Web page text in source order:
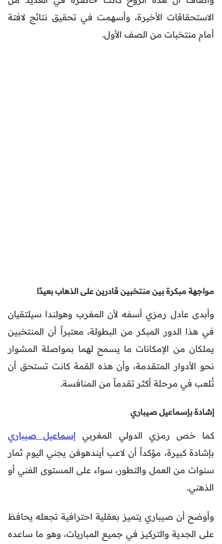
الاستحقاقات الأخيرة، وأسهمت في تحقيق نتائج لافتة
أمام منتخبات من الصف الأول.
مواجهة مبكرة بين منتخبين قادرين على الذهاب بعيدًا
وأبدى عادل رمزي أسفه لأن المغرب وهولندا سيلتقيان
في هذا الدور المبكر من البطولة، معتبراً أن المنتخبين
يملكان من الإمكانات ما يسمح لهما بمواصلة المشوار
نحو الأدوار المتقدمة، وأن هذه القمة كانت تستحق أن
تُلعب في مرحلة أكثر تقدماً من المنافسة.
إشادة بإسماعيل صيباري
كما خص رمزي الدولي المغربي إسماعيل صيباري
بإشادة كبيرة، مؤكداً أن لاعب أيندهوفن يجني اليوم ثمار
سنوات من العمل والتطور، سواء على المستوى الفني أو
الذهني.
وأوضح أن صيباري يتميز بعقلية احترافية تجعله يحافظ
على الجدية والتركيز في جميع المباريات، وهو ما ساعده